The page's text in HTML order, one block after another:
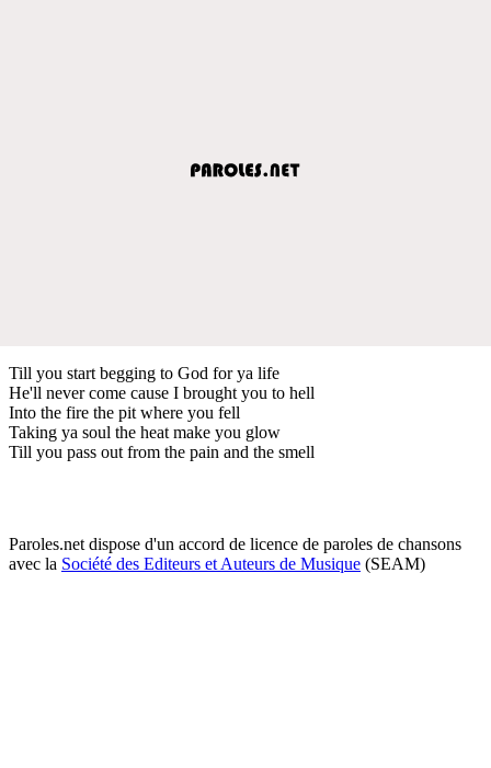
Till you start begging to God for ya life
He'll never come cause I brought you to hell
Into the fire the pit where you fell
Taking ya soul the heat make you glow
Till you pass out from the pain and the smell
Paroles.net dispose d'un accord de licence de paroles de chansons
avec la Société des Editeurs et Auteurs de Musique (SEAM)